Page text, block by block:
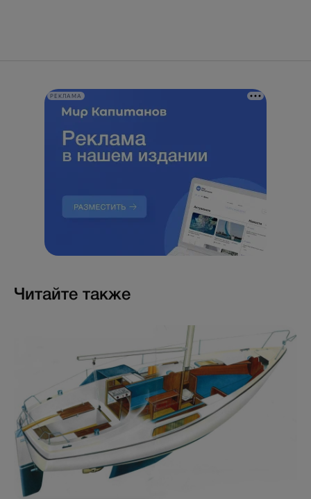
РЕКЛАМА
Читайте также